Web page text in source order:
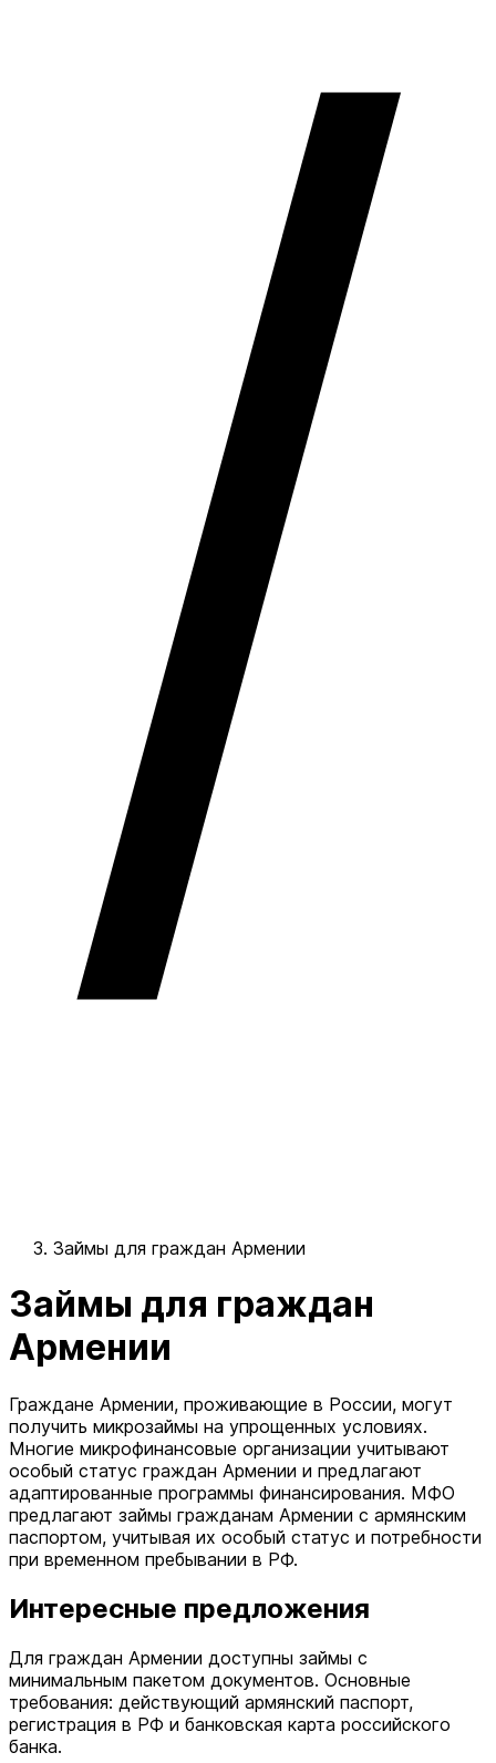
Займы для граждан Армении
Займы для граждан
Армении
Граждане Армении, проживающие в России, могут
получить микрозаймы на упрощенных условиях.
Многие микрофинансовые организации учитывают
особый статус граждан Армении и предлагают
адаптированные программы финансирования. МФО
предлагают займы гражданам Армении с армянским
паспортом, учитывая их особый статус и потребности
при временном пребывании в РФ.
Интересные предложения
Для граждан Армении доступны займы с
минимальным пакетом документов. Основные
требования: действующий армянский паспорт,
регистрация в РФ и банковская карта российского
банка.